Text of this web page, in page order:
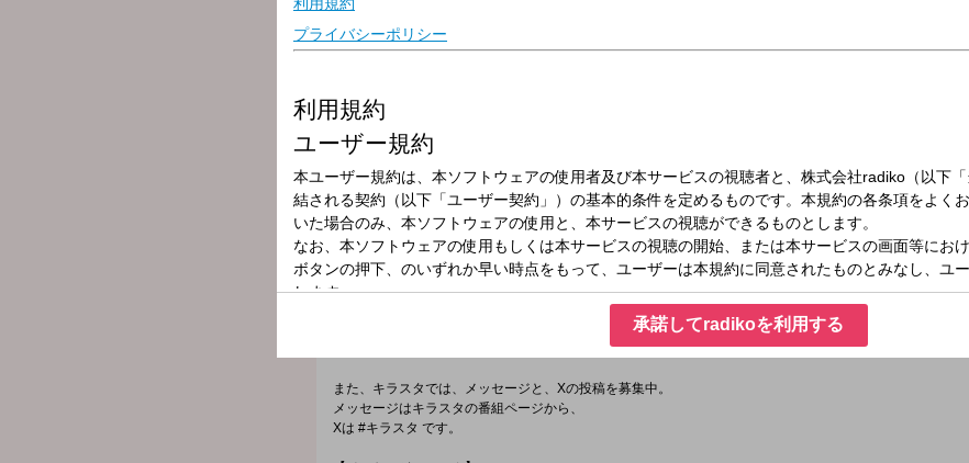
放送局
放送時間
2025年8月11日（月）18:00～20:00
月曜から木曜、夕方6時からは、「キラスタ」でお楽しみください。
今日は、酒井直斗さんと斉藤百香さんのコンビでお届けします。
月曜限定コーナー「聞いてよ酒井くん」では、あなたに起こった「ちょっと嫌なこと」を募集しています。
詳しくは「聞いてよ酒井くん」のメッセージフォームをご覧ください。
そして7時台は、音楽ユニット「Kanna」がゲスト出演します。
また、キラスタでは、メッセージと、Xの投稿を募集中。
メッセージはキラスタの番組ページから、
Xは #キラスタ です。
承諾してradikoを利用する